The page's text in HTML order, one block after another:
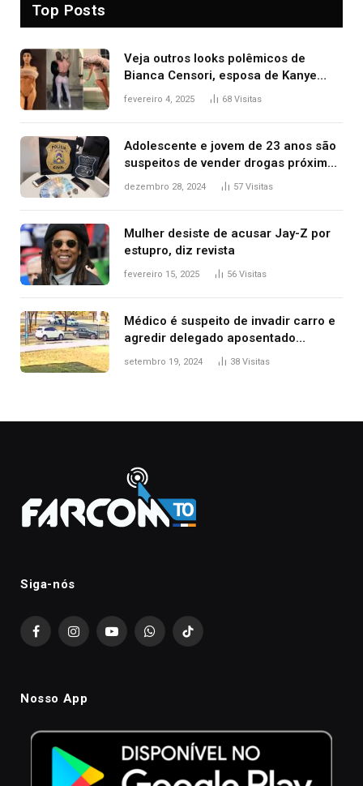
Top Posts
Veja outros looks polêmicos de
Bianca Censori, esposa de Kanye
West que apareceu nua no Grammy
fevereiro 4, 2025 68 Visitas
Adolescente e jovem de 23 anos são
suspeitos de vender drogas próximo
de delegacia e escola, diz polícia
dezembro 28, 2024 57 Visitas
Mulher desiste de acusar Jay-Z por
estupro, diz revista
fevereiro 15, 2025 56 Visitas
Médico é suspeito de invadir carro e
agredir delegado aposentado
durante confusão no trânsito
setembro 19, 2024 38 Visitas
Siga-nós
FacebookInstagramYouTubeWhatsAppTikTok
Nosso App